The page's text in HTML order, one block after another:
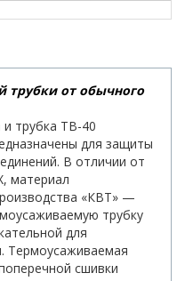
трубки от обычного
трубка ТВ-40
для защиты
В отличии от
материал
«КВТ» —
трубку
для
Термоусаживаемая
сшивки